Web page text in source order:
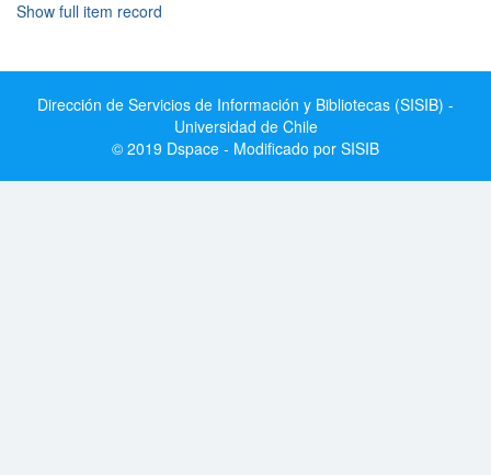
Show full item record
Dirección de Servicios de Información y Bibliotecas (SISIB) -
Universidad de Chile
© 2019 Dspace - Modificado por SISIB